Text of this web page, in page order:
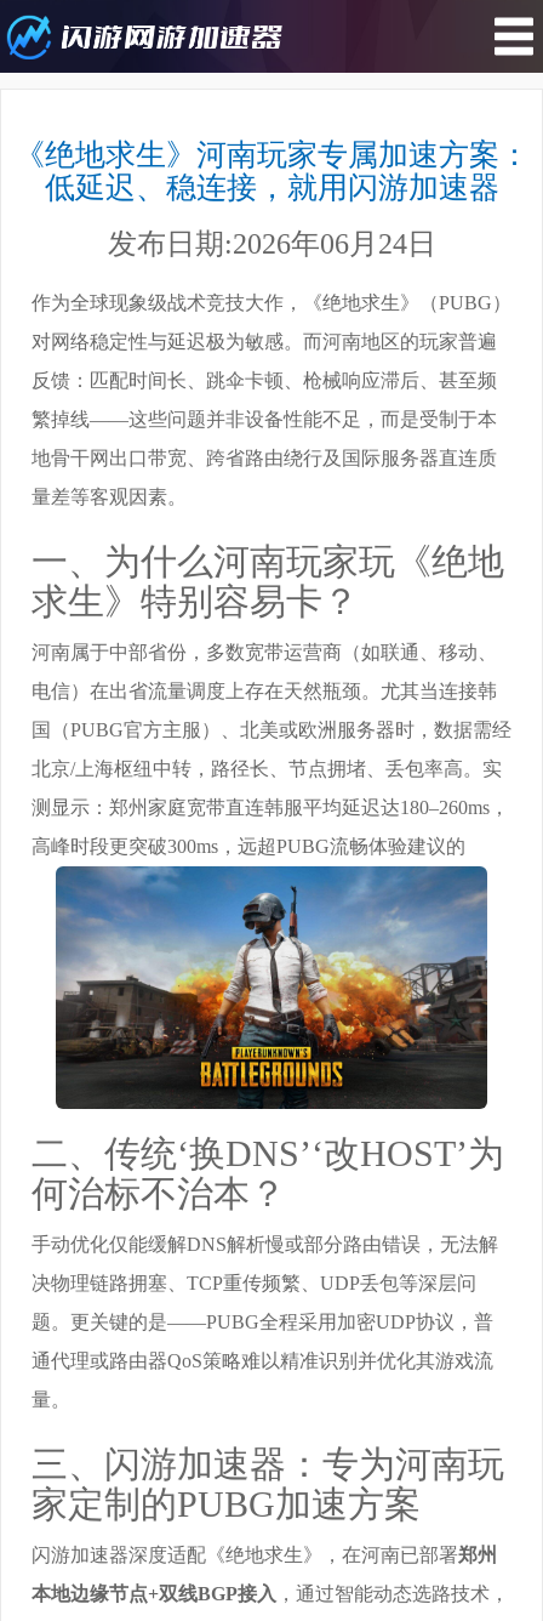
生》河南玩家专属加速方案：低延
迟、稳连接，就用闪游加速器
《绝地求生》河南玩家专属加速方案：
低延迟、稳连接，就用闪游加速器
发布日期:2026年06月24日
作为全球现象级战术竞技大作，《绝地求生》（PUBG）
对网络稳定性与延迟极为敏感。而河南地区的玩家普遍
反馈：匹配时间长、跳伞卡顿、枪械响应滞后、甚至频
繁掉线——这些问题并非设备性能不足，而是受制于本
地骨干网出口带宽、跨省路由绕行及国际服务器直连质
量差等客观因素。
一、为什么河南玩家玩《绝地
求生》特别容易卡？
河南属于中部省份，多数宽带运营商（如联通、移动、
电信）在出省流量调度上存在天然瓶颈。尤其当连接韩
国（PUBG官方主服）、北美或欧洲服务器时，数据需经
北京/上海枢纽中转，路径长、节点拥堵、丢包率高。实
测显示：郑州家庭宽带直连韩服平均延迟达180–260ms，
高峰时段更突破300ms，远超PUBG流畅体验建议的
二、传统‘换DNS’‘改HOST’为
何治标不治本？
手动优化仅能缓解DNS解析慢或部分路由错误，无法解
决物理链路拥塞、TCP重传频繁、UDP丢包等深层问
题。更关键的是——PUBG全程采用加密UDP协议，普
通代理或路由器QoS策略难以精准识别并优化其游戏流
量。
三、闪游加速器：专为河南玩
家定制的PUBG加速方案
闪游加速器深度适配《绝地求生》，在河南已部署郑州
本地边缘节点+双线BGP接入 ，通过智能动态选路技术，